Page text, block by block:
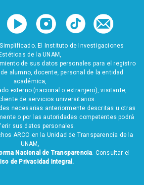
El Instituto de Investigaciones
Estéticas de la UNAM,
de sus datos personales para el registro
alumno, docente, personal de la entidad
académica,
externo (nacional o extranjero), visitante,
de servicios universitarios.
necesarias anteriormente descritas u otras
o por las autoridades competentes podrá
sus datos personales.
ARCO en la Unidad de Transparencia de la
UNAM,
Nacional de Transparencia. Consultar el
de Privacidad Integral.